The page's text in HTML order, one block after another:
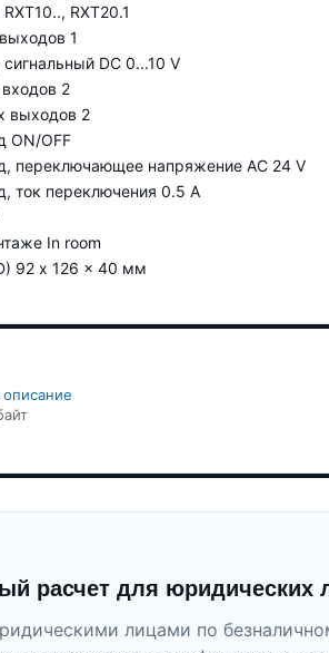
RXT20.1
1
DC 0...10 V
2
выходов 2
ON/OFF
переключающее напряжение AC 24 V
ток переключения 0.5 A
In room
92 x 126 x 40 мм
расчет для юридических
лицами по